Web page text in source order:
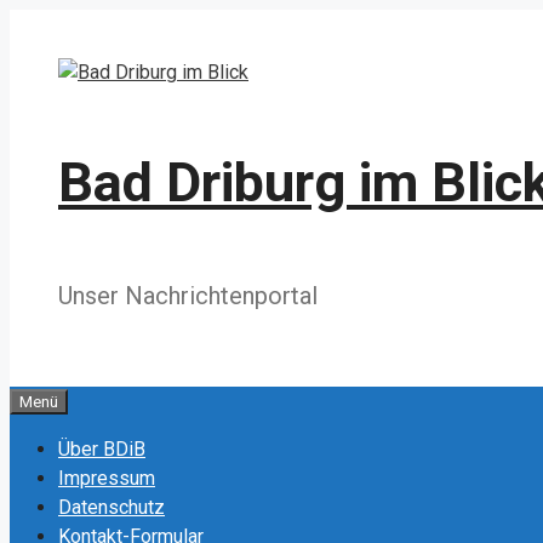
springen
Bad Driburg im
Unser Nachrichtenportal
Menü
Über BDiB
Impressum
Datenschutz
Kontakt-Formular